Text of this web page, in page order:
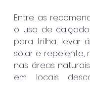
Entre as
o uso de
para trilha, levar
solar e repelente,
nas áreas
em locais